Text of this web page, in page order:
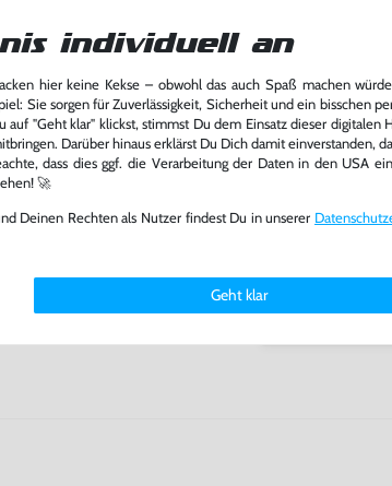
A post shared
individuell an
hier keine Kekse – obwohl das auch Spaß machen
Sie sorgen für Zuverlässigkeit, Sicherheit und ein bisschen
auf "Geht klar" klickst, stimmst Du dem Einsatz dieser digitalen
Darüber hinaus erklärst Du Dich damit einverstanden,
dass dies ggf. die Verarbeitung der Daten in den USA
🚀
Deinen Rechten als Nutzer findest Du in unserer
Geht klar